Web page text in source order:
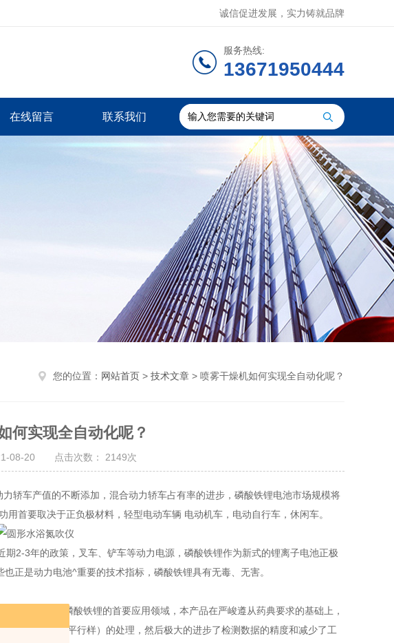
诚信促进发展，实力铸就品牌
服务热线:
13671950444
在线留言 联系我们
您的位置： 网站首页 > 技术文章 > 喷雾干燥机如何实现全自动化呢？
何实现全自动化呢？
08-20 点击次数： 2149次
轿车产值的不断添加，混合动力轿车占有率的进步，磷酸铁锂电池市场规模将
首要取决于正负极材料，轻型电动车辆 电动机车，电动自行车，休闲车。
2-3年的政策，叉车、铲车等动力电源，磷酸铁锂作为新式的锂离子电池正极
正是动力电池^重要的技术指标，磷酸铁锂具有无毒、无害。
材料之一，磷酸铁锂的首要应用领域，本产品在严峻遵从药典要求的基础上，
品（空白样，平行样）的处理，然后极大的进步了检测数据的精度和减少了工